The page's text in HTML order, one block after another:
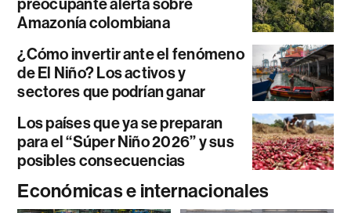
preocupante alerta sobre
Amazonía colombiana
¿Cómo invertir ante el fenómeno
de El Niño? Los activos y
sectores que podrían ganar
Los países que ya se preparan
para el “Súper Niño 2026” y sus
posibles consecuencias
Económicas e internacionales